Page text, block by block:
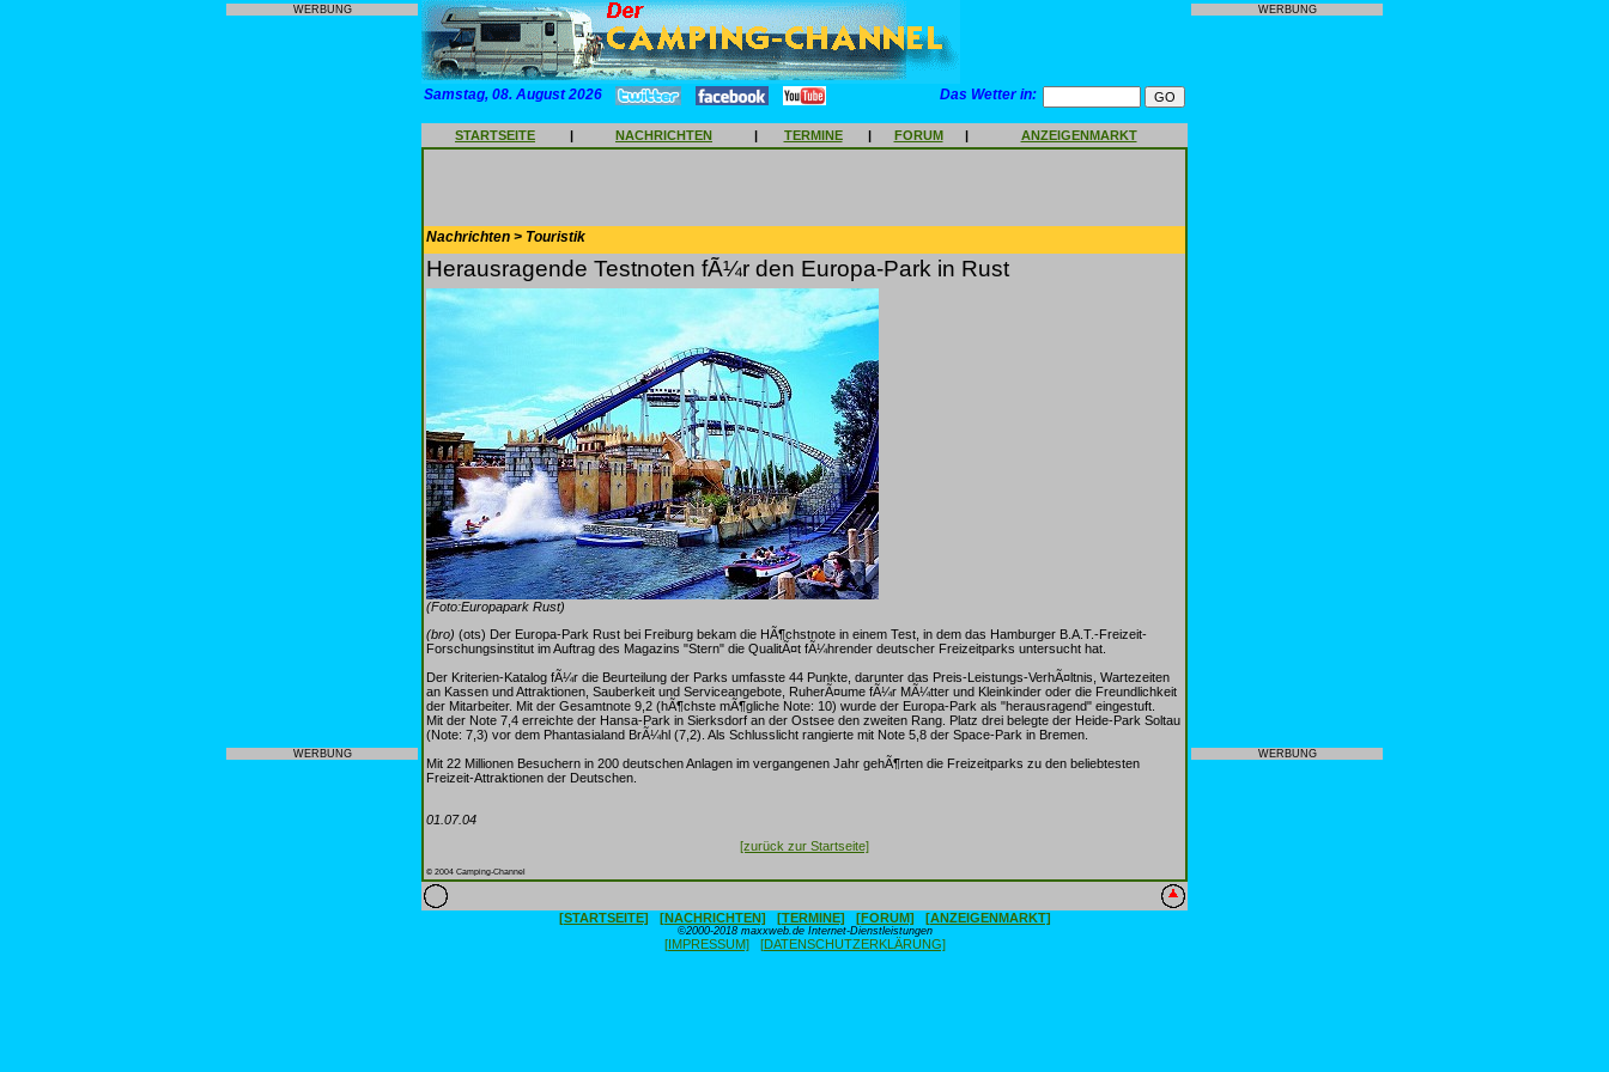
WERBUNG
WERBUNG
Samstag, 08. August 2026 Das Wetter in:
STARTSEITE | NACHRICHTEN | TERMINE | FORUM | ANZEIGENMARKT
Nachrichten > Touristik
Herausragende Testnoten fÃ¼r den Europa-Park in Rust
(Foto:Europapark Rust)
(bro) (ots) Der Europa-Park Rust bei Freiburg bekam die HÃ¶chstnote in einem Test, in dem das Hamburger B.A.T.-Freizeit-
Forschungsinstitut im Auftrag des Magazins "Stern" die QualitÃ¤t fÃ¼hrender deutscher Freizeitparks untersucht hat.
Der Kriterien-Katalog fÃ¼r die Beurteilung der Parks umfasste 44 Punkte, darunter das Preis-Leistungs-VerhÃ¤ltnis, Wartezeiten
an Kassen und Attraktionen, Sauberkeit und Serviceangebote, RuherÃ¤ume fÃ¼r MÃ¼tter und Kleinkinder oder die Freundlichkeit
der Mitarbeiter. Mit der Gesamtnote 9,2 (hÃ¶chste mÃ¶gliche Note: 10) wurde der Europa-Park als "herausragend" eingestuft.
Mit der Note 7,4 erreichte der Hansa-Park in Sierksdorf an der Ostsee den zweiten Rang. Platz drei belegte der Heide-Park Soltau
(Note: 7,3) vor dem Phantasialand BrÃ¼hl (7,2). Als Schlusslicht rangierte mit Note 5,8 der Space-Park in Bremen.
Mit 22 Millionen Besuchern in 200 deutschen Anlagen im vergangenen Jahr gehÃ¶rten die Freizeitparks zu den beliebtesten
Freizeit-Attraktionen der Deutschen.
01.07.04
[zurück zur Startseite]
© 2004 Camping-Channel
[STARTSEITE] [NACHRICHTEN] [TERMINE] [FORUM] [ANZEIGENMARKT]
©2000-2018 maxxweb.de Internet-Dienstleistungen
[IMPRESSUM] [DATENSCHUTZERKLÄRUNG]
WERBUNG
WERBUNG